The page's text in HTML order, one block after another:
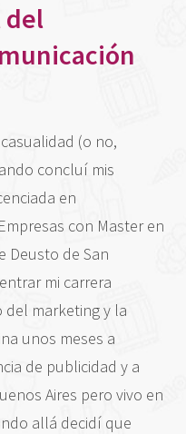
del
(o no,
concluí mis
en
con Master en
Deusto de San
mi carrera
marketing y la
unos meses a
de publicidad y a
Aires pero vivo en
allá decidí que